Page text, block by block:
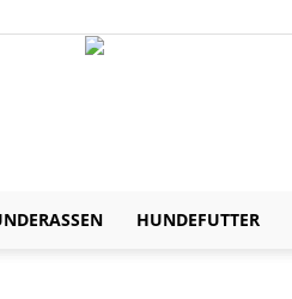
HUNDEFUTTER